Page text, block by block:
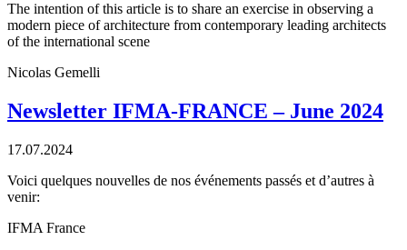
The intention of this article is to share an exercise in observing a
modern piece of architecture from contemporary leading architects
of the international scene
Nicolas Gemelli
Newsletter IFMA-FRANCE – June 2024
17.07.2024
Voici quelques nouvelles de nos événements passés et d’autres à
venir:
IFMA France